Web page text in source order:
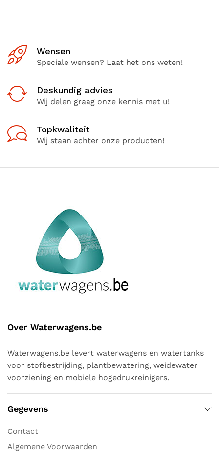
Wensen
Speciale wensen? Laat het ons weten!
Deskundig advies
Wij delen graag onze kennis met u!
Topkwaliteit
Wij staan achter onze producten!
Over Waterwagens.be
Waterwagens.be levert waterwagens en watertanks
voor stofbestrijding, plantbewatering, weidewater
voorziening en mobiele hogedrukreinigers.
Gegevens
Contact
Algemene Voorwaarden